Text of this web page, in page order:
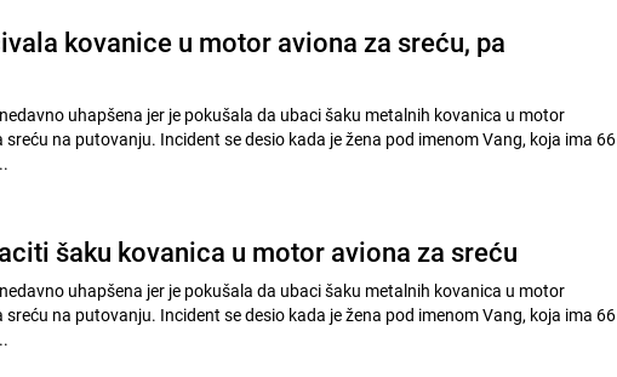
kovanice u motor aviona za sreću, pa
uhapšena jer je pokušala da ubaci šaku metalnih kovanica u motor
na putovanju. Incident se desio kada je žena pod imenom Vang, koja ima 66
šaku kovanica u motor aviona za sreću
uhapšena jer je pokušala da ubaci šaku metalnih kovanica u motor
na putovanju. Incident se desio kada je žena pod imenom Vang, koja ima 66